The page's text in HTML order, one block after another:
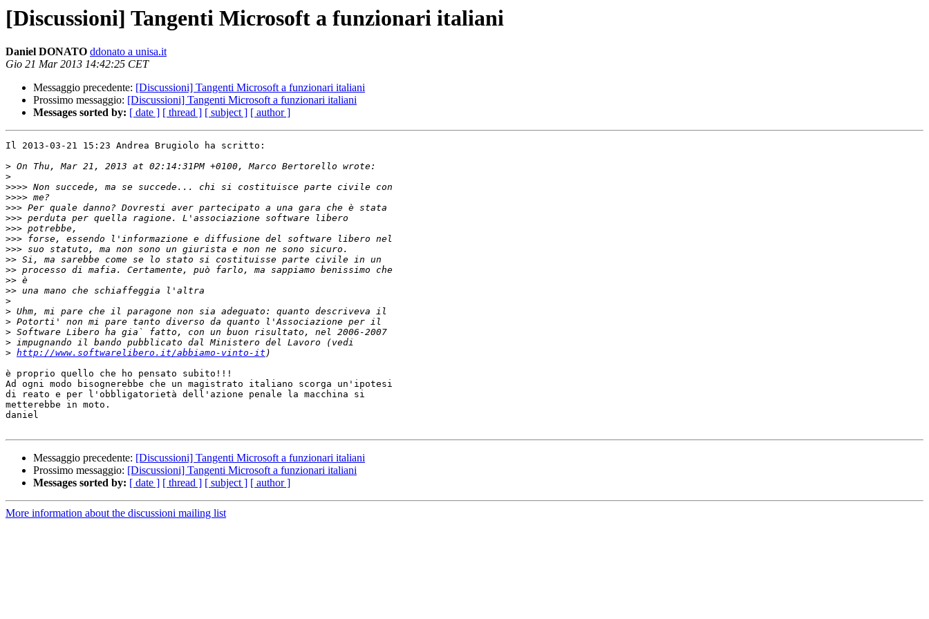
[Discussioni] Tangenti Microsoft a funzionari italiani
Daniel DONATO ddonato a unisa.it
Gio 21 Mar 2013 14:42:25 CET
Messaggio precedente: [Discussioni] Tangenti Microsoft a funzionari italiani
Prossimo messaggio: [Discussioni] Tangenti Microsoft a funzionari italiani
Messages sorted by: [ date ] [ thread ] [ subject ] [ author ]
Il 2013-03-21 15:23 Andrea Brugiolo ha scritto:
>
>
>>>>
>>>>
>>>
>>>
>>>
>>>
>>>
>>
>>
>>
>>
>
>
>
>
>
> http://www.softwarelibero.it/abbiamo-vinto-it
è proprio quello che ho pensato subito!!!
Ad ogni modo bisognerebbe che un magistrato italiano scorga un'ipotesi
di reato e per l'obbligatorietà dell'azione penale la macchina si
metterebbe in moto.
daniel
Messaggio precedente: [Discussioni] Tangenti Microsoft a funzionari italiani
Prossimo messaggio: [Discussioni] Tangenti Microsoft a funzionari italiani
Messages sorted by: [ date ] [ thread ] [ subject ] [ author ]
More information about the discussioni mailing list